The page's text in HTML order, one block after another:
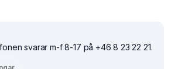
svarar m-f 8-17 på +46 8 23 22 21.